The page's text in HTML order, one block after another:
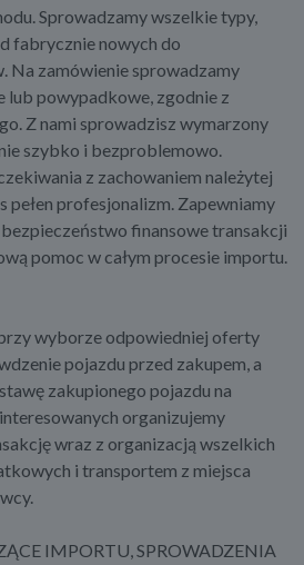
Sprowadzamy wszelkie typy,
fabrycznie nowych do
Na zamówienie sprowadzamy
lub powypadkowe, zgodnie z
Z nami sprowadzisz wymarzony
szybko i bezproblemowo.
z zachowaniem należytej
pełen profesjonalizm. Zapewniamy
finansowe transakcji
pomoc w całym procesie importu.
wyborze odpowiedniej oferty
pojazdu przed zakupem, a
zakupionego pojazdu na
organizujemy
wraz z organizacją wszelkich
i transportem z miejsca
IMPORTU, SPROWADZENIA